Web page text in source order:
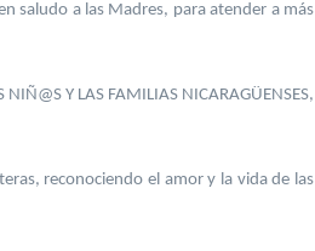
saludo a las Madres, para atender a más
Y LAS FAMILIAS NICARAGÜENSES,
reconociendo el amor y la vida de las